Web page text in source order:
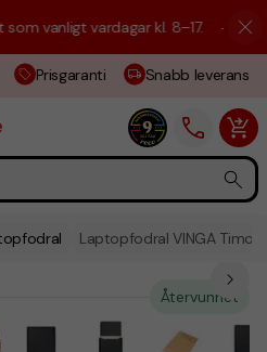
vanligt vardagar kl. 8–17. ☀️ Vi är
Prisgaranti Snabb leverans
Laptopfodral VINGA Timo
Återvunnet